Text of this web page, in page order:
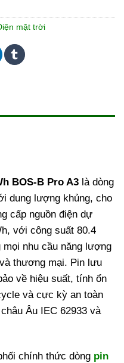
mặt trời
BOS-B Pro A3 là dòng
dung lượng khủng, cho
cấp nguồn điện dự
với công suất 80.4
mọi nhu cầu năng lượng
thương mại. Pin lưu
về hiệu suất, tính ổn
và cực kỳ an toàn
Âu IEC 62933 và
chính thức dòng pin